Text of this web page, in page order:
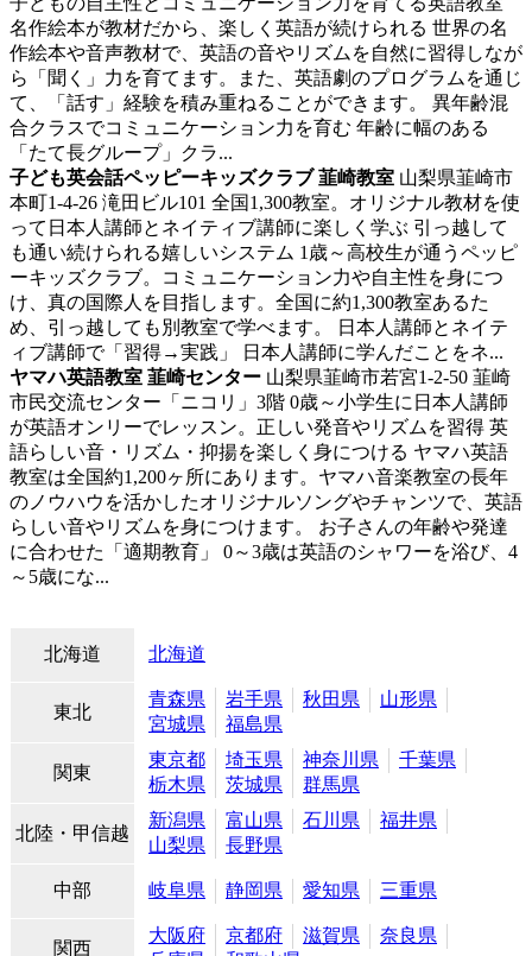
名作絵本が教材だから、楽しく英語が続けられる 世界の名
作絵本や音声教材で、英語の音やリズムを自然に習得しなが
ら「聞く」力を育てます。また、英語劇のプログラムを通じ
て、「話す」経験を積み重ねることができます。 異年齢混
合クラスでコミュニケーション力を育む 年齢に幅のある
「たて長グループ」クラ...
子ども英会話ペッピーキッズクラブ 韮崎教室 山梨県韮崎市
本町1-4-26 滝田ビル101 全国1,300教室。オリジナル教材を使
って日本人講師とネイティブ講師に楽しく学ぶ 引っ越して
も通い続けられる嬉しいシステム 1歳～高校生が通うペッピ
ーキッズクラブ。コミュニケーション力や自主性を身につ
け、真の国際人を目指します。全国に約1,300教室あるた
め、引っ越しても別教室で学べます。 日本人講師とネイテ
ィブ講師で「習得→実践」 日本人講師に学んだことをネ...
ヤマハ英語教室 韮崎センター 山梨県韮崎市若宮1-2-50 韮崎
市民交流センター「ニコリ」3階 0歳～小学生に日本人講師
が英語オンリーでレッスン。正しい発音やリズムを習得 英
語らしい音・リズム・抑揚を楽しく身につける ヤマハ英語
教室は全国約1,200ヶ所にあります。ヤマハ音楽教室の長年
のノウハウを活かしたオリジナルソングやチャンツで、英語
らしい音やリズムを身につけます。 お子さんの年齢や発達
に合わせた「適期教育」 0～3歳は英語のシャワーを浴び、4
～5歳にな...
北海道 北海道
東北
青森県 岩手県 秋田県
山形県
宮城県
福島県
関東
東京都 埼玉県 神奈川県
千葉県
栃木県
茨城県 群馬県
北陸・甲信越
新潟県 富山県 石川県
福井県
山梨県
長野県
中部 岐阜県 静岡県 愛知県 三重県
関西
大阪府 京都府 滋賀県
奈良県